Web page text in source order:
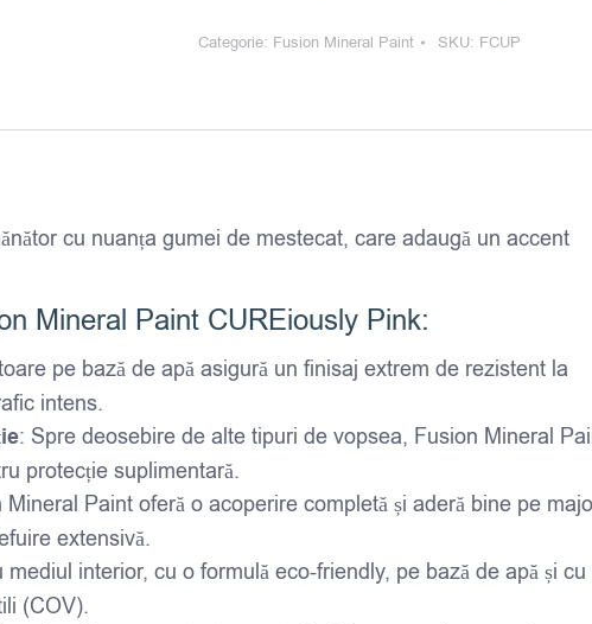
Paint
Categorie: Fusion Mineral Paint SKU: FCUP
cu nuanța gumei de mestecat, care adaugă un accent
Mineral Paint CUREiously Pink:
pe bază de apă asigură un finisaj extrem de rezistent la
intens.
: Spre deosebire de alte tipuri de vopsea, Fusion Mineral
protecție suplimentară.
Mineral Paint oferă o acoperire completă și aderă bine pe
extensivă.
mediul interior, cu o formulă eco-friendly, pe bază de apă și cu
(COV).